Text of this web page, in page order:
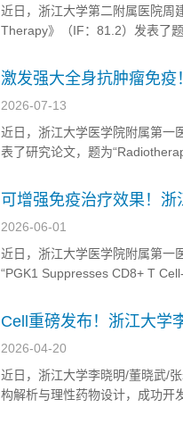
近日，浙江大学第二附属医院周
Therapy》（IF：81.2）发表了
激发强大全身抗肿瘤免
疗联合疗法
2026-07-13
近日，浙江大学医学院附属第一
表了研究论文，题为
可增强免疫治疗效果！
物和治疗靶点
2026-06-01
近日，浙江大学医学院附属第一
“PGK1 Suppresses CD8+ T
Cell重磅发布！浙江大学
与低副作用的分离
2026-04-20
近日，浙江大学李晓明/董晓武/
构解析与理性药物设计，成功